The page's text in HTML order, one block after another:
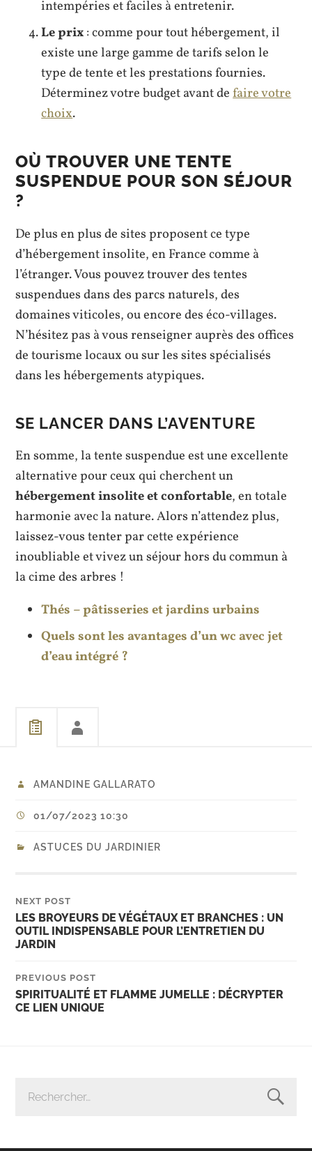
intempéries et faciles à entretenir.
Le prix: comme pour tout hébergement, il
existe une large gamme de tarifs selon le
type de tente et les prestations fournies.
Déterminez votre budget avant defaire votre
choix.
OÙ TROUVER UNE TENTE
SUSPENDUE POUR SON SÉJOUR
?
De plus en plus de sites proposent ce type
d’hébergement insolite, en France comme à
l’étranger. Vous pouvez trouver des tentes
suspendues dans des parcs naturels, des
domaines viticoles, ou encore des éco-villages.
N’hésitez pas à vous renseigner auprès des offices
de tourisme locaux ou sur les sites spécialisés
dans les hébergements atypiques.
SE LANCER DANS L’AVENTURE
En somme, la tente suspendue est une excellente
alternative pour ceux qui cherchent un
hébergement insolite et confortable, en totale
harmonie avec la nature. Alors n’attendez plus,
laissez-vous tenter par cette expérience
inoubliable et vivez un séjour hors du commun à
la cime des arbres !
Thés – pâtisseries et jardins urbains
Quels sont les avantages d’un wc avec jet
d’eau intégré ?
AMANDINE GALLARATO
01/07/2023 10:30
ASTUCES DU JARDINIER
NEXT POST
LES BROYEURS DE VÉGÉTAUX ET BRANCHES : UN
OUTIL INDISPENSABLE POUR L’ENTRETIEN DU
JARDIN
PREVIOUS POST
SPIRITUALITÉ ET FLAMME JUMELLE : DÉCRYPTER
CE LIEN UNIQUE